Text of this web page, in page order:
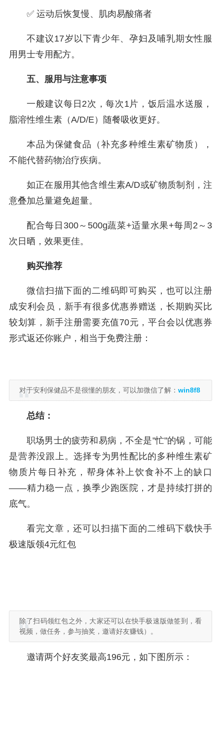
✅ 运动后恢复慢、肌肉易酸痛者
不建议17岁以下青少年、孕妇及哺乳期女性服
用男士专用配方。
五、服用与注意事项
一般建议每日2次，每次1片，饭后温水送服，
脂溶性维生素（A/D/E）随餐吸收更好。
本品为保健食品（补充多种维生素矿物质），
不能代替药物治疗疾病。
如正在服用其他含维生素A/D或矿物质制剂，注
意叠加总量避免超量。
配合每日300～500g蔬菜+适量水果+每周2～3
次日晒，效果更佳。
购买推荐
微信扫描下面的二维码即可购买，也可以注册
成安利会员，新手有很多优惠券赠送，长期购买比
较划算，新手注册需要充值70元，平台会以优惠券
形式返还你账户，相当于免费注册：
对于安利保健品不是很懂的朋友，可以加微信了解： win8f8
总结：
职场男士的疲劳和易病，不全是"忙"的锅，可能
是营养没跟上。选择专为男性配比的多种维生素矿
物质片每日补充，帮身体补上饮食补不上的缺口
——精力稳一点，换季少跑医院，才是持续打拼的
底气。
看完文章，还可以扫描下面的二维码下载快手
极速版领4元红包
除了扫码领红包之外，大家还可以在快手极速版做签到，看
视频，做任务，参与抽奖，邀请好友赚钱）。
邀请两个好友奖最高196元，如下图所示：